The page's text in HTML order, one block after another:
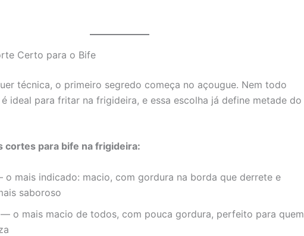
Certo para o Bife
técnica, o primeiro segredo começa no açougue. Nem todo
ideal para fritar na frigideira, e essa escolha já define metade do
cortes para bife na frigideira:
o mais indicado: macio, com gordura na borda que derrete e
saboroso
— o mais macio de todos, com pouca gordura, perfeito para quem